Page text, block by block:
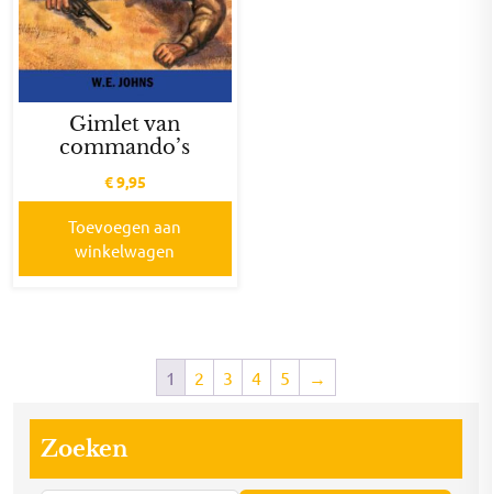
Gimlet van
commando’s
€9,95
Toevoegen aan
winkelwagen
1 2 3 4 5 →
Zoeken